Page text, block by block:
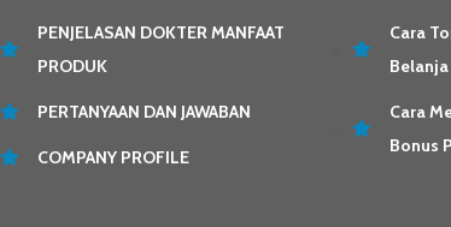
PENJELASAN DOKTER MANFAAT
PRODUK
PERTANYAAN DAN JAWABAN
COMPANY PROFILE
Cara
Belanja
Cara
Bonus